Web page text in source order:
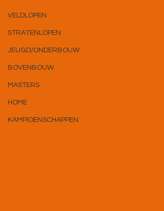
VELDLOPEN
STRATENLOPEN
JEUGD/ONDERBOUW
BOVENBOUW
MASTERS
HOME
KAMPIOENSCHAPPEN